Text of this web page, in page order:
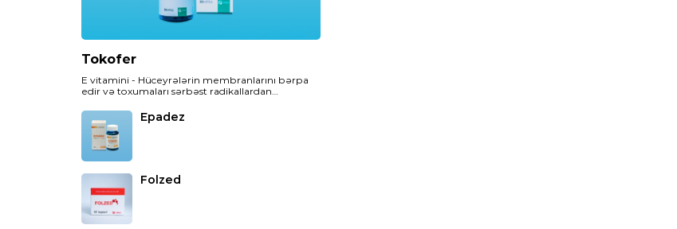
Tokofer
E vitamini - Hüceyrələrin membranlarını bərpa
edir və toxumaları sərbəst radikallardan
qoruyur.
Epadez
Folzed